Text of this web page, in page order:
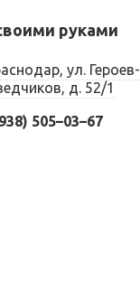
руками
ул. Героев-
д. 52/1
505–03–67